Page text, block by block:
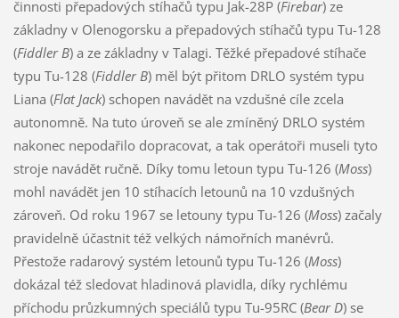
činnosti přepadových stíhačů typu Jak-28P (Firebar) ze
základny v Olenogorsku a přepadových stíhačů typu Tu-128
(Fiddler B) a ze základny v Talagi. Těžké přepadové stíhače
typu Tu-128 (Fiddler B) měl být přitom DRLO systém typu
Liana (Flat Jack) schopen navádět na vzdušné cíle zcela
autonomně. Na tuto úroveň se ale zmíněný DRLO systém
nakonec nepodařilo dopracovat, a tak operátoři museli tyto
stroje navádět ručně. Díky tomu letoun typu Tu-126 (Moss)
mohl navádět jen 10 stíhacích letounů na 10 vzdušných
zároveň. Od roku 1967 se letouny typu Tu-126 (Moss) začaly
pravidelně účastnit též velkých námořních manévrů.
Přestože radarový systém letounů typu Tu-126 (Moss)
dokázal též sledovat hladinová plavidla, díky rychlému
příchodu průzkumných speciálů typu Tu-95RC (Bear D) se